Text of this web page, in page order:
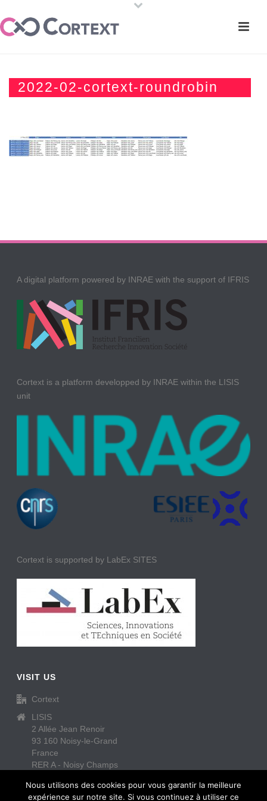
2022-02-cortext-roundrobin
A digital platform powered by INRAE with the support of IFRIS
Cortext is a platform developped by INRAE within the LISIS
unit
Cortext is supported by LabEx SITES
VISIT US
Cortext
LISIS
2 Allée Jean Renoir
93 160 Noisy-le-Grand
France
RER A - Noisy Champs
https://www.cortext.net/contact/
Nous utilisons des cookies pour vous garantir la meilleure
expérience sur notre site. Si vous continuez à utiliser ce